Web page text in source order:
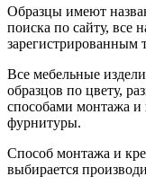
Образцы имеют
поиска по сайту, все
зарегистрированным
Все мебельные
образцов по цвету,
способами монтажа
фурнитуры.
Способ монтажа и
выбирается